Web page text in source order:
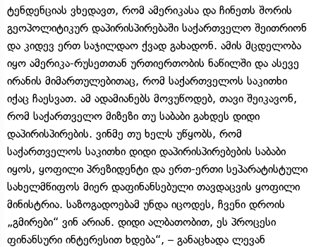
ტენდენციას ვხედავთ, რომ ამერიკასა და ჩინეთს შორის
გეოპოლიტიკურ დაპირისპირებაში საქართველო შეითრიონ
და კიდევ ერთ საჯილდაო ქვად გახადონ. ამის მცდელობა
იყო ამერიკა-რუსეთთან ურთიერთობის ნაწილში და ასევე
ირანის მიმართულებითაც, რომ საქართველოს საკითხი
იქაც ჩაესვათ. ამ ადამიანებს მოვუწოდებ, თავი შეიკავონ,
რომ საქართველო მიზეზი თუ საბაბი გახდეს დიდი
დაპირისპირების. ვინმე თუ ხელს უწყობს, რომ
საქართველოს საკითხი დიდი დაპირისპირებების საბაბი
იყოს, ყოფილი პრეზიდენტი და ერთ-ერთი სეპარატისტული
სახელმწიფოს მიერ დაფინანსებული თავდაცვის ყოფილი
მინისტრია. საზოგადოებამ უნდა იცოდეს, ჩვენი დროის
„გმირები“ ვინ არიან. დიდი ალბათობით, ეს პროცესი
ფინანსური ინტერესით ხდება“, – განაცხადა ლევან